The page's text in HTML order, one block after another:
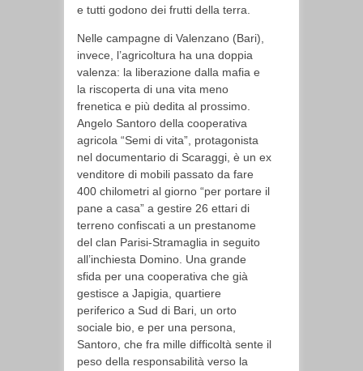
e tutti godono dei frutti della terra.
Nelle campagne di Valenzano (Bari),
invece, l’agricoltura ha una doppia
valenza: la liberazione dalla mafia e
la riscoperta di una vita meno
frenetica e più dedita al prossimo.
Angelo Santoro della cooperativa
agricola “Semi di vita”, protagonista
nel documentario di Scaraggi, è un ex
venditore di mobili passato da fare
400 chilometri al giorno “per portare il
pane a casa” a gestire 26 ettari di
terreno confiscati a un prestanome
del clan Parisi-Stramaglia in seguito
all’inchiesta Domino. Una grande
sfida per una cooperativa che già
gestisce a Japigia, quartiere
periferico a Sud di Bari, un orto
sociale bio, e per una persona,
Santoro, che fra mille difficoltà sente il
peso della responsabilità verso la